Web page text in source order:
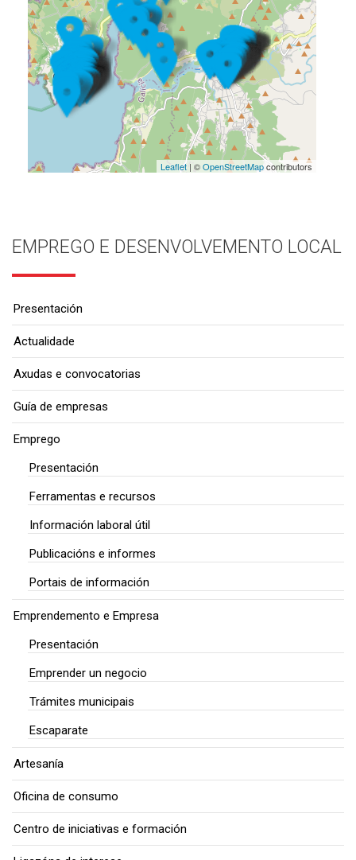
Leaflet| ©OpenStreetMapcontributors
EMPREGO E DESENVOLVEMENTO LOCAL
Presentación
Actualidade
Axudas e convocatorias
Guía de empresas
Emprego
Presentación
Ferramentas e recursos
Información laboral útil
Publicacións e informes
Portais de información
Emprendemento e Empresa
Presentación
Emprender un negocio
Trámites municipais
Escaparate
Artesanía
Oficina de consumo
Centro de iniciativas e formación